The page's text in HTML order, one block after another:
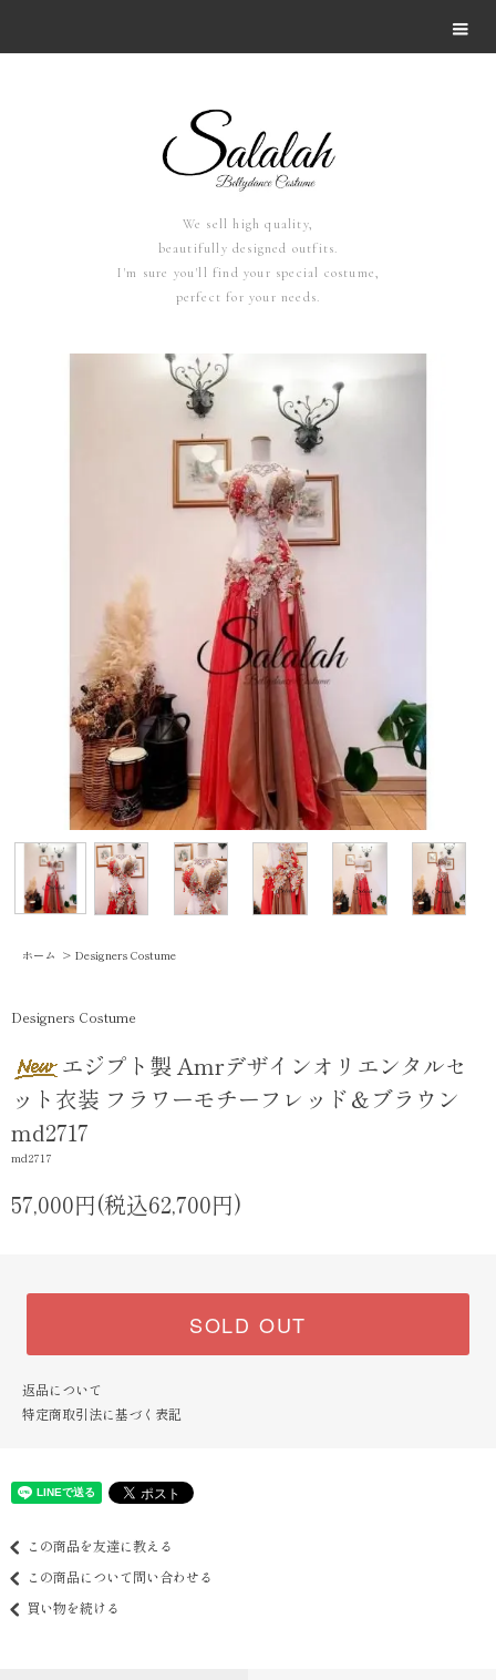
We sell high quality,
beautifully designed outfits.
I'm sure you'll find your special costume,
perfect for your needs.
ホーム > Designers Costume
Designers Costume
エジプト製 Amrデザインオリエンタルセ
ット衣装 フラワーモチーフレッド＆ブラウン
md2717
md2717
57,000円(税込62,700円)
SOLD OUT
返品について
特定商取引法に基づく表記
この商品を友達に教える
この商品について問い合わせる
買い物を続ける